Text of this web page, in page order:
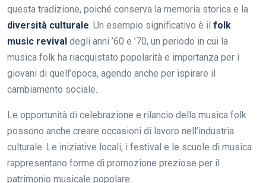
questa tradizione, poiché conserva la memoria storica e la
diversità culturale. Un esempio significativo è il folk
music revival degli anni ’60 e ’70, un periodo in cui la
musica folk ha riacquistato popolarità e importanza per i
giovani di quell’epoca, agendo anche per ispirare il
cambiamento sociale.
Le opportunità di celebrazione e rilancio della musica folk
possono anche creare occasioni di lavoro nell’industria
culturale. Le iniziative locali, i festival e le scuole di musica
rappresentano forme di promozione preziose per il
patrimonio musicale popolare.